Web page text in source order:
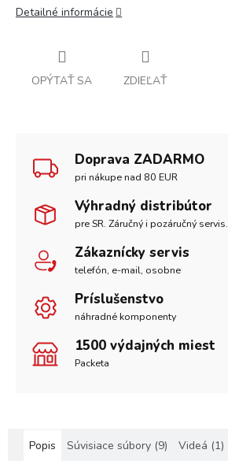
Detailné informácie
OPÝTAŤ SA ZDIEĽAŤ
Doprava ZADARMO
pri nákupe nad 80 EUR
Výhradný distribútor
pre SR. Záručný i pozáručný servis.
Zákaznícky servis
telefón, e-mail, osobne
Príslušenstvo
náhradné komponenty
1500 výdajných miest
Packeta
Popis Súvisiace súbory (9) Videá (1)